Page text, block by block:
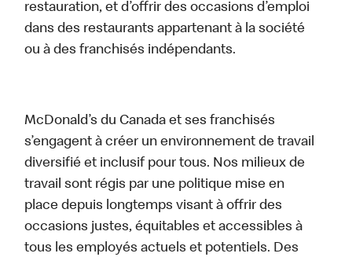
restauration, et d’offrir des occasions d’emploi
dans des restaurants appartenant à la société
ou à des franchisés indépendants.
McDonald’s du Canada et ses franchisés
s’engagent à créer un environnement de travail
diversifié et inclusif pour tous. Nos milieux de
travail sont régis par une politique mise en
place depuis longtemps visant à offrir des
occasions justes, équitables et accessibles à
tous les employés actuels et potentiels. Des